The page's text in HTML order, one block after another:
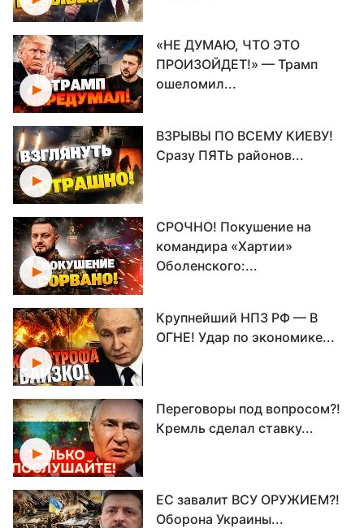
«НЕ ДУМАЮ, ЧТО ЭТО
ПРОИЗОЙДЕТ!» — Трамп
ошеломил...
ВЗРЫВЫ ПО ВСЕМУ КИЕВУ!
Сразу ПЯТЬ районов...
СРОЧНО! Покушение на
командира «Хартии»
Оболенского:...
Крупнейший НПЗ РФ — В
ОГНЕ! Удар по экономике...
Переговоры под вопросом?!
Кремль сделал ставку...
ЕС завалит ВСУ ОРУЖИЕМ?!
Оборона Украины...